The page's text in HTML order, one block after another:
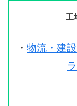
工
・ 物流・建